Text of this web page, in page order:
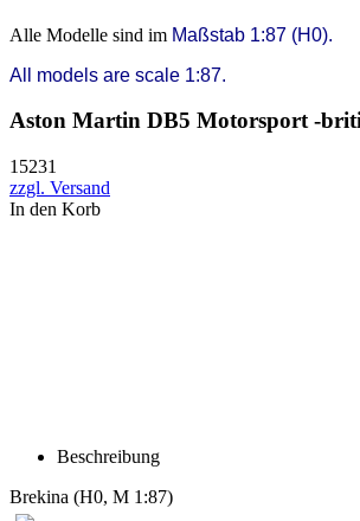
Alle Modelle sind im Maßstab 1:87 (H0).
All models are scale 1:87.
Aston Martin DB5 Motorsport -
15231
zzgl. Versand
In den Korb
Beschreibung
Brekina (H0, M 1:87)